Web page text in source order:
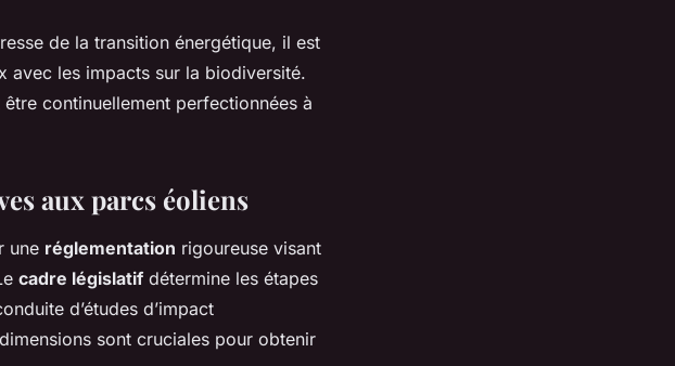
de la transition énergétique, il est
avec les impacts sur la biodiversité.
continuellement perfectionnées à
aux parcs éoliens
une réglementation rigoureuse visant
cadre législatif détermine les étapes
d’études d’impact
sont cruciales pour obtenir